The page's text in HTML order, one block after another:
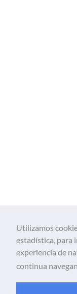
Web
tecnología,
android,
y Internet
Utilizamos
estadística, para
experiencia de
continua